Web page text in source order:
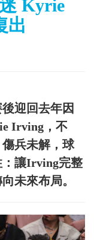
Kyrie
出
迎回去年因
Irving，不
兵未解，球
：讓Irving完整
未來布局。